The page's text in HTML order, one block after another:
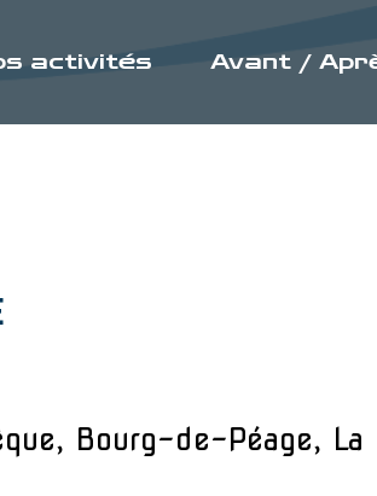
activités Avant /
Bourg-de-Péage,